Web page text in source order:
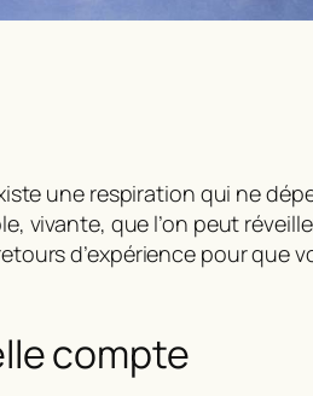
une respiration qui ne
vivante, que l’on peut
d’expérience pour que
compte